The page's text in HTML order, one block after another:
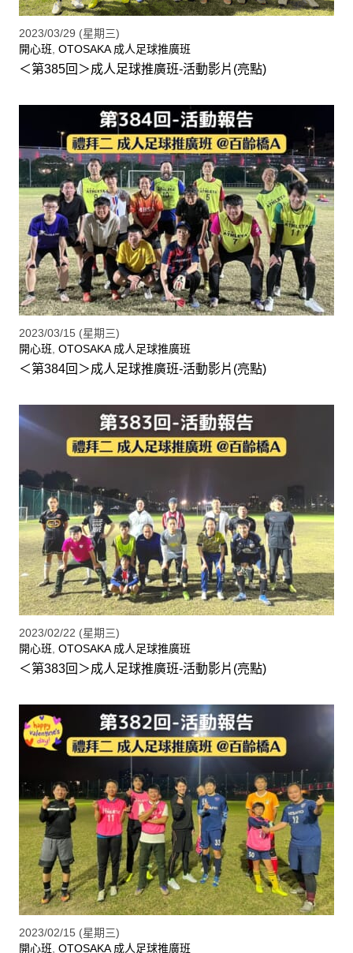
2023/03/29 (星期三)
開心班, OTOSAKA 成人足球推廣班
＜第385回＞成人足球推廣班-活動影片(亮點)
2023/03/15 (星期三)
開心班, OTOSAKA 成人足球推廣班
＜第384回＞成人足球推廣班-活動影片(亮點)
2023/02/22 (星期三)
開心班, OTOSAKA 成人足球推廣班
＜第383回＞成人足球推廣班-活動影片(亮點)
2023/02/15 (星期三)
開心班, OTOSAKA 成人足球推廣班